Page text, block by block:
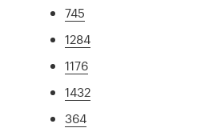
745
1284
1176
1432
364